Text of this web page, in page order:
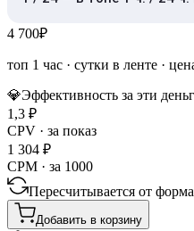
4 700₽
топ 1 час · сутки в ленте ·
💎Эффективность за эти
1,3 ₽
CPV · за показ
1 304 ₽
CPM · за 1000
Пересчитывается от
Добавить в корзину